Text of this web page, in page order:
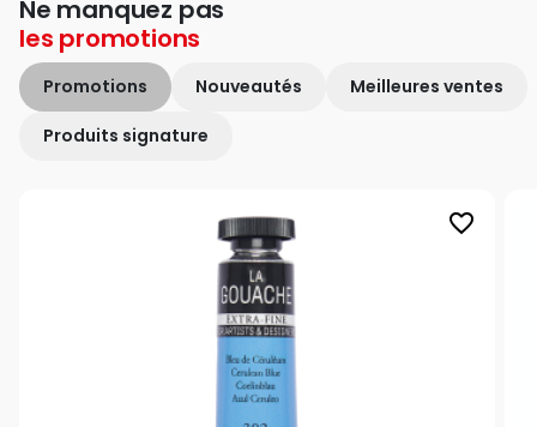
Ne manquez pas
les promotions
Promotions Nouveautés Meilleures ventes
Produits signature
favorite_border